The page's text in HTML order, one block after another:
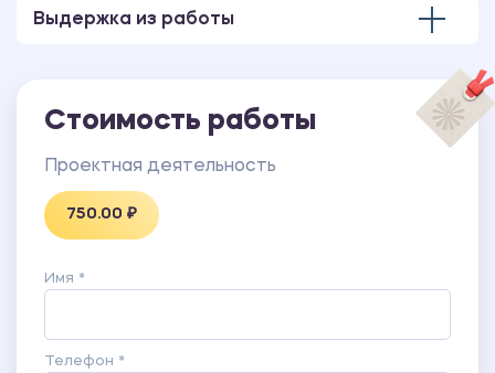
Выдержка из работы
Стоимость работы
Проектная деятельность
750.00 ₽
Имя *
Телефон *